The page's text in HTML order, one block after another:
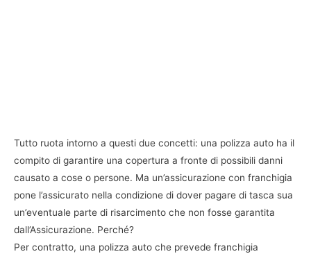
Tutto ruota intorno a questi due concetti: una polizza auto ha il
compito di garantire una copertura a fronte di possibili danni
causato a cose o persone. Ma un’assicurazione con franchigia
pone l’assicurato nella condizione di dover pagare di tasca sua
un’eventuale parte di risarcimento che non fosse garantita
dall’Assicurazione. Perché?
Per contratto, una polizza auto che prevede franchigia